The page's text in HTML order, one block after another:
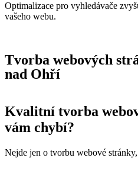
Optimalizace pro vyhledávače
vašeho webu.
Tvorba webových
nad Ohří
Kvalitní tvorba
vám chybí?
Nejde jen o tvorbu webové